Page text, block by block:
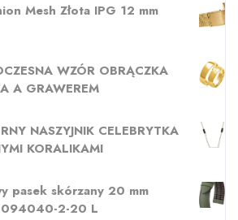
Mesh Złota IPG 12 mm
WZÓR OBRĄCZKA
A GRAWEREM
NASZYJNIK CELEBRYTKA
KORALIKAMI
pasek skórzany 20 mm
2-20 L